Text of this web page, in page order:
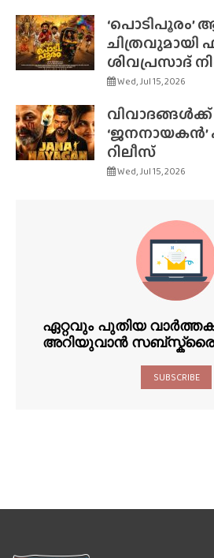
ചിത്രവുമായി
ശിവപ്രസാദ്
Wed, Jul 15, 2026
റിലീസ്
Wed, Jul 15, 2026
ഏറ്റവും പുതിയ
അറിയുവാൻ
SUBSCRIBE